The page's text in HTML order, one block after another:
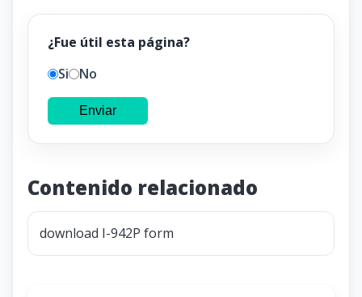
¿Fue útil esta página?
Si
No
Enviar
Contenido relacionado
download I-942P form